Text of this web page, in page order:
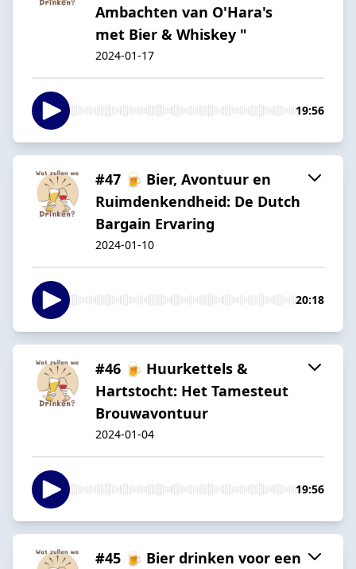
Ambachten van O'Hara's
met Bier & Whiskey "
2024-01-17
19:56
#47 🍺 Bier, Avontuur en
Ruimdenkendheid: De Dutch
Bargain Ervaring
2024-01-10
20:18
#46 🍺 Huurkettels &
Hartstocht: Het Tamesteut
Brouwavontuur
2024-01-04
19:56
#45 🍺 Bier drinken voor een